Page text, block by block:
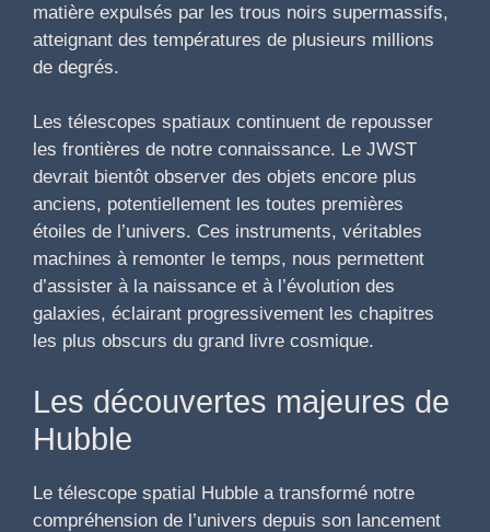
matière expulsés par les trous noirs supermassifs,
atteignant des températures de plusieurs millions
de degrés.
Les télescopes spatiaux continuent de repousser
les frontières de notre connaissance. Le JWST
devrait bientôt observer des objets encore plus
anciens, potentiellement les toutes premières
étoiles de l’univers. Ces instruments, véritables
machines à remonter le temps, nous permettent
d’assister à la naissance et à l’évolution des
galaxies, éclairant progressivement les chapitres
les plus obscurs du grand livre cosmique.
Les découvertes majeures de
Hubble
Le télescope spatial Hubble a transformé notre
compréhension de l’univers depuis son lancement